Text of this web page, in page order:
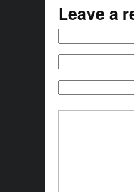
Leave a